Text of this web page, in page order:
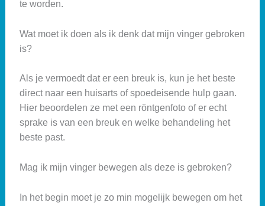
te worden.
Wat moet ik doen als ik denk dat mijn vinger gebroken
is?
Als je vermoedt dat er een breuk is, kun je het beste
direct naar een huisarts of spoedeisende hulp gaan.
Hier beoordelen ze met een röntgenfoto of er echt
sprake is van een breuk en welke behandeling het
beste past.
Mag ik mijn vinger bewegen als deze is gebroken?
In het begin moet je zo min mogelijk bewegen om het